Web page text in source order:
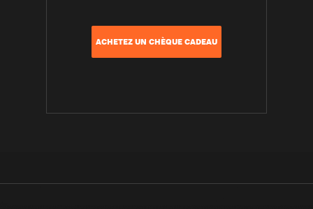
ACHETEZ UN CHÈQUE CADEAU